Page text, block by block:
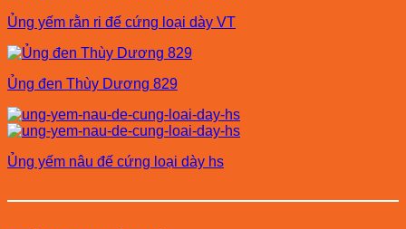
Ủng yếm rằn ri đế cứng loại dày VT
Ủng đen Thùy Dương 829
Ủng yếm nâu đế cứng loại dày hs